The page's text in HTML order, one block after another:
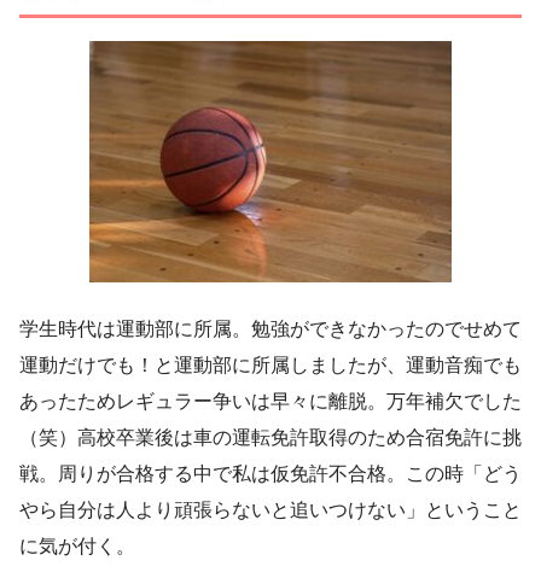
学生時代は運動部に所属。勉強ができなかったのでせめて
運動だけでも！と運動部に所属しましたが、運動音痴でも
あったためレギュラー争いは早々に離脱。万年補欠でした
（笑）高校卒業後は車の運転免許取得のため合宿免許に挑
戦。周りが合格する中で私は仮免許不合格。この時「どう
やら自分は人より頑張らないと追いつけない」ということ
に気が付く。